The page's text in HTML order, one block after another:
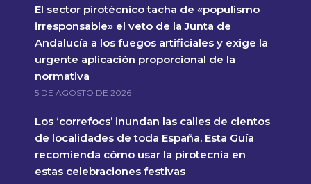
El sector pirotécnico tacha de «populismo
irresponsable» el veto de la Junta de
Andalucía a los fuegos artificiales y exige la
urgente aplicación proporcional de la
normativa
5 DE AGOSTO DE 2026
Los ‘correfocs’ inundan las calles de cientos
de localidades de toda España. Esta Guía
recomienda cómo usar la pirotecnia en
estas celebraciones festivas